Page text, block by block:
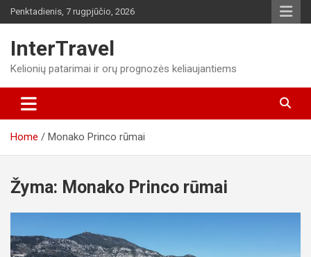
Skip
to
Penktadienis, 7 rugpjūčio, 2026
InterTravel
Kelionių patarimai ir orų prognozės keliaujantiems
Home Monako Princo rūmai
Žyma: Monako Princo rūmai